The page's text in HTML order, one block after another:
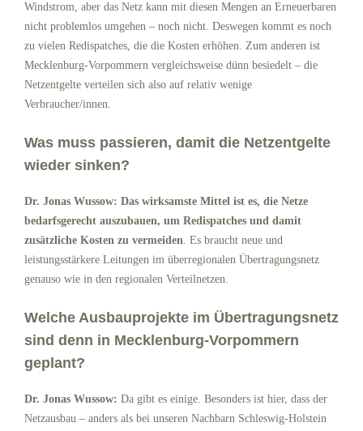
Windstrom, aber das Netz kann mit diesen Mengen an Erneuerbaren
nicht problemlos umgehen – noch nicht. Deswegen kommt es noch
zu vielen Redispatches, die die Kosten erhöhen. Zum anderen ist
Mecklenburg-Vorpommern vergleichsweise dünn besiedelt – die
Netzentgelte verteilen sich also auf relativ wenige
Verbraucher/innen.
Was muss passieren, damit die Netzentgelte
wieder sinken?
Dr. Jonas Wussow: Das wirksamste Mittel ist es, die Netze
bedarfsgerecht auszubauen, um Redispatches und damit
zusätzliche Kosten zu vermeiden. Es braucht neue und
leistungsstärkere Leitungen im überregionalen Übertragungsnetz
genauso wie in den regionalen Verteilnetzen.
Welche Ausbauprojekte im Übertragungsnetz
sind denn in Mecklenburg-Vorpommern
geplant?
Dr. Jonas Wussow: Da gibt es einige. Besonders ist hier, dass der
Netzausbau – anders als bei unseren Nachbarn Schleswig-Holstein